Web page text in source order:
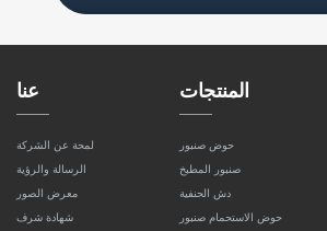
عنا
لمحة عن الشركة
الرسالة والرؤية
معرض الصور
شهادة شرف
المنتجات
حوض صنبور
صنبور المطبخ
دش الحنفية
حوض الاستحمام صنبور